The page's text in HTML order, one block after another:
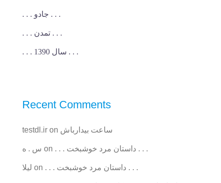
. . . جادو . . .
. . . تمدن . . .
. . . سال 1390 . . .
Recent Comments
testdl.ir on ساعت بیدارباش
س . ه on . . . داستان مرد خوشبخت . . .
ليلا on . . . داستان مرد خوشبخت . . .